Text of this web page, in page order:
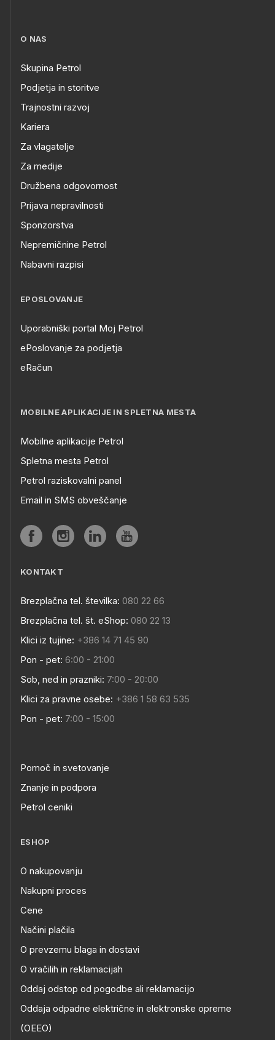
O NAS
Skupina Petrol
Podjetja in storitve
Trajnostni razvoj
Kariera
Za vlagatelje
Za medije
Družbena odgovornost
Prijava nepravilnosti
Sponzorstva
Nepremičnine Petrol
Nabavni razpisi
EPOSLOVANJE
Uporabniški portal Moj Petrol
ePoslovanje za podjetja
eRačun
MOBILNE APLIKACIJE IN SPLETNA MESTA
Mobilne aplikacije Petrol
Spletna mesta Petrol
Petrol raziskovalni panel
Email in SMS obveščanje
KONTAKT
Brezplačna tel. številka: 080 22 66
Brezplačna tel. št. eShop: 080 22 13
Klici iz tujine: +386 14 71 45 90
Pon - pet: 6:00 - 21:00
Sob, ned in prazniki: 7:00 - 20:00
Klici za pravne osebe: +386 1 58 63 535
Pon - pet: 7:00 - 15:00
Pomoč in svetovanje
Znanje in podpora
Petrol ceniki
ESHOP
O nakupovanju
Nakupni proces
Cene
Načini plačila
O prevzemu blaga in dostavi
O vračilih in reklamacijah
Oddaj odstop od pogodbe ali reklamacijo
Oddaja odpadne električne in elektronske opreme
(OEEO)